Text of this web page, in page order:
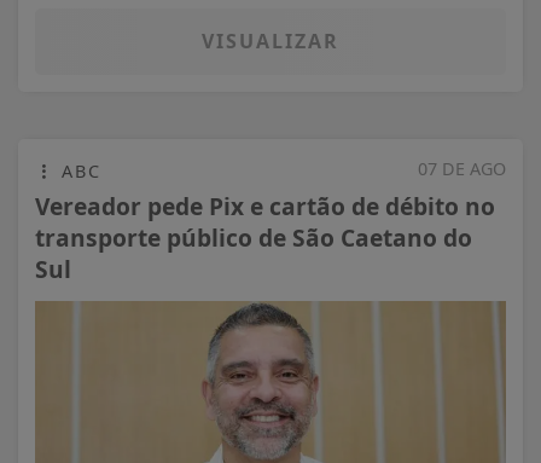
VISUALIZAR
07 DE AGO
ABC
Vereador pede Pix e cartão de débito no
transporte público de São Caetano do
Sul